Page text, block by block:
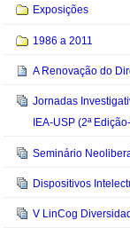
Exposições
1986 a 2011
A Renovação do
Jornadas
IEA-USP (2ª
Seminário
Dispositivos
V LinCog